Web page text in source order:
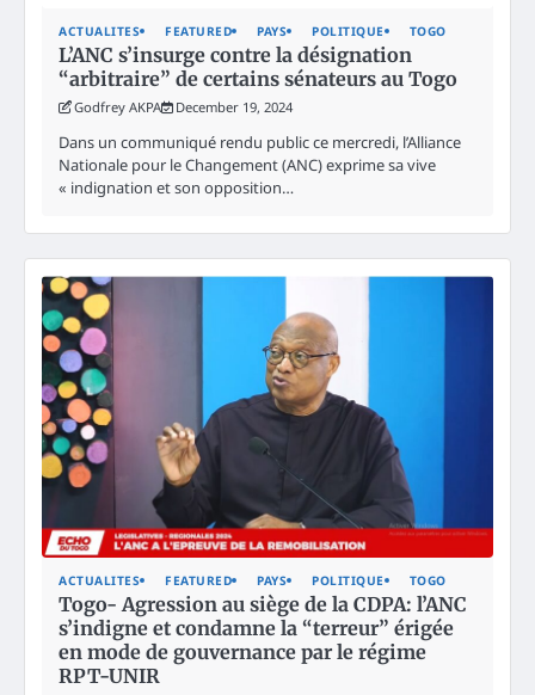
ACTUALITES FEATURED PAYS POLITIQUE TOGO
L’ANC s’insurge contre la désignation
“arbitraire” de certains sénateurs au Togo
Godfrey AKPA December 19, 2024
Dans un communiqué rendu public ce mercredi, l’Alliance
Nationale pour le Changement (ANC) exprime sa vive
« indignation et son opposition…
ACTUALITES FEATURED PAYS POLITIQUE TOGO
Togo- Agression au siège de la CDPA: l’ANC
s’indigne et condamne la “terreur” érigée
en mode de gouvernance par le régime
RPT-UNIR